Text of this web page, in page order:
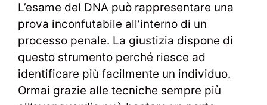
L’esame del DNA può rappresentare una
prova inconfutabile all’interno di un
processo penale. La giustizia dispone di
questo strumento perché riesce ad
identificare più facilmente un individuo.
Ormai grazie alle tecniche sempre più